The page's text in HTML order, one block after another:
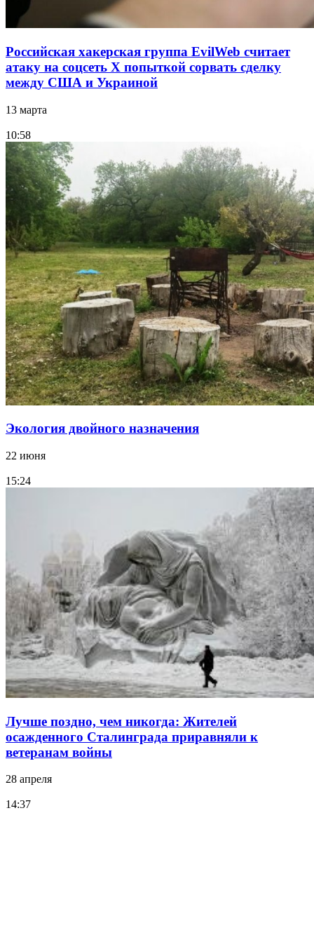
Российская хакерская группа EvilWeb считает
атаку на соцсеть Х попыткой сорвать сделку
между США и Украиной
13 марта
10:58
Экология двойного назначения
22 июня
15:24
Лучше поздно, чем никогда: Жителей
осажденного Сталинграда приравняли к
ветеранам войны
28 апреля
14:37